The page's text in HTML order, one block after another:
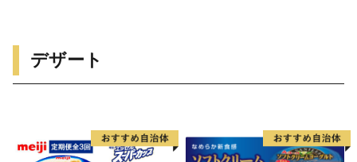
海道産いくら 地場産いくら
道産いくら 別海町 ふるさと
納税 ふるさと ikura )
デザート